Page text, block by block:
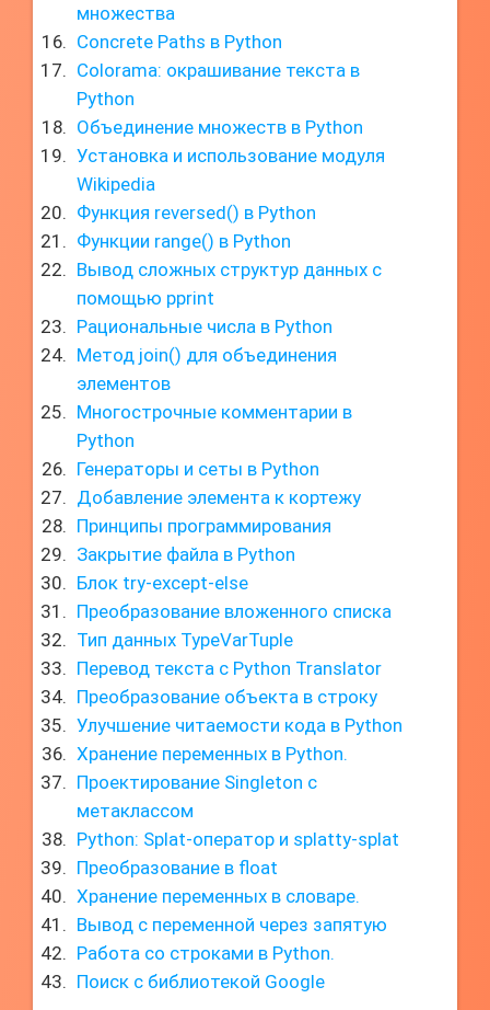
множества
Concrete Paths в Python
Colorama: окрашивание текста в
Python
Объединение множеств в Python
Установка и использование модуля
Wikipedia
Функция reversed() в Python
Функции range() в Python
Вывод сложных структур данных с
помощью pprint
Рациональные числа в Python
Метод join() для объединения
элементов
Многострочные комментарии в
Python
Генераторы и сеты в Python
Добавление элемента к кортежу
Принципы программирования
Закрытие файла в Python
Блок try-except-else
Преобразование вложенного списка
Тип данных TypeVarTuple
Перевод текста с Python Translator
Преобразование объекта в строку
Улучшение читаемости кода в Python
Хранение переменных в Python.
Проектирование Singleton с
метаклассом
Python: Splat-оператор и splatty-splat
Преобразование в float
Хранение переменных в словаре.
Вывод с переменной через запятую
Работа со строками в Python.
Поиск с библиотекой Google